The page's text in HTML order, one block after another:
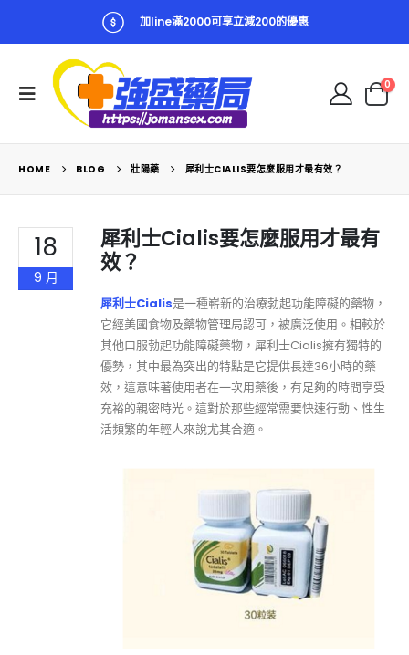
加line滿2000可享立減200的優惠
0
HOME BLOG 壯陽藥 犀利士CIALIS要怎麼服用才最有效？
18
9 月
犀利士Cialis要怎麼服用才最有
效？
犀利士Cialis是一種嶄新的治療勃起功能障礙的藥物，
它經美國食物及藥物管理局認可，被廣泛使用。相較於
其他口服勃起功能障礙藥物，犀利士Cialis擁有獨特的
優勢，其中最為突出的特點是它提供長達36小時的藥
效，這意味著使用者在一次用藥後，有足夠的時間享受
充裕的親密時光。這對於那些經常需要快速行動、性生
活頻繁的年輕人來說尤其合適。